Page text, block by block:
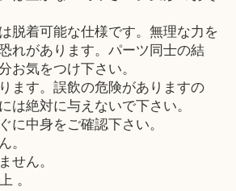
脱着可能な仕様です。無理な力を
れがあります。パーツ同士の結
お気をつけ下さい。
ます。誤飲の危険がありますの
は絶対に与えないで下さい。
に中身をご確認下さい。
。
せん。
。